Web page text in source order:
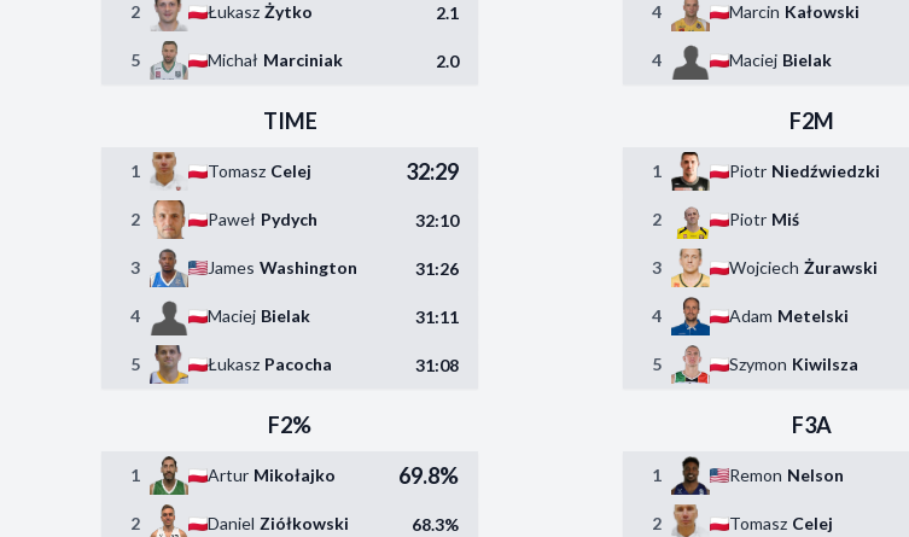
2 Łukasz Żytko 2.1
5 Michał Marciniak 2.0
4 Marcin Kałowski
4 Maciej Bielak
TIME
1 Tomasz Celej 32:29
2 Paweł Pydych 32:10
3 James Washington 31:26
4 Maciej Bielak 31:11
5 Łukasz Pacocha 31:08
F2M
1 Piotr Niedźwiedzki
2 Piotr Miś
3 Wojciech Żurawski
4 Adam Metelski
5 Szymon Kiwilsza
F2%
1 Artur Mikołajko 69.8%
2 Daniel Ziółkowski 68.3%
F3A
1 Remon Nelson
2 Tomasz Celej